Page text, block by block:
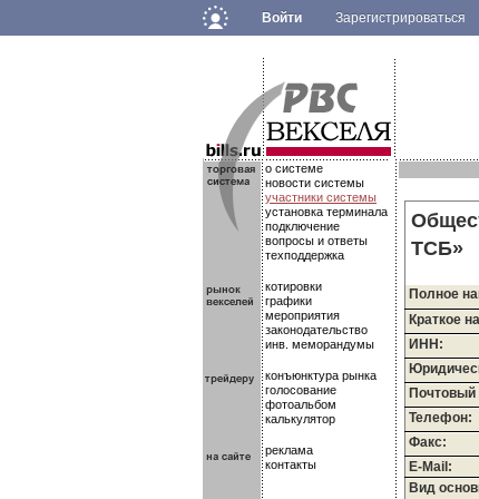
Войти Зарегистрироваться
.
.о системе
новости системы
участники системы
установка терминала
подключение
вопросы и ответы
техподдержка
котировки
графики
мероприятия
законодательство
инв. меморандумы
конъюнктура рынка
голосование
фотоальбом
калькулятор
реклама
контакты
.
ТСБ»
Полное
Краткое
ИНН:
Почтовый
Телефон:
Факс:
E-Mail:
Вид